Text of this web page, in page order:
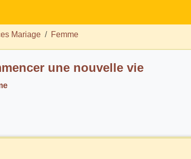
Mariage Femme
une nouvelle vie